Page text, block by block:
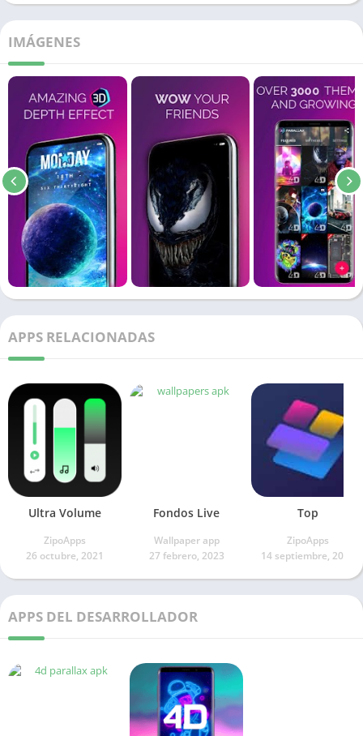
IMÁGENES
APPS RELACIONADAS
Ultra Volume
ZipoApps
26 octubre, 2021
Fondos Live
Wallpaper app
27 febrero, 2023
Top
ZipoApps
14 septiembre, 2022
APPS DEL DESARROLLADOR